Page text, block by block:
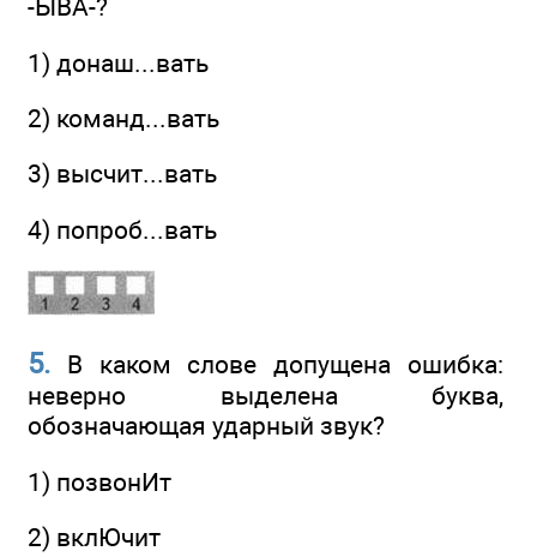
-ЫВА-?
1) донаш...вать
2) команд...вать
3) высчит...вать
4) попроб...вать
5. В каком слове допущена ошибка:
неверно выделена буква,
обозначающая ударный звук?
1) позвонИт
2) вклЮчит